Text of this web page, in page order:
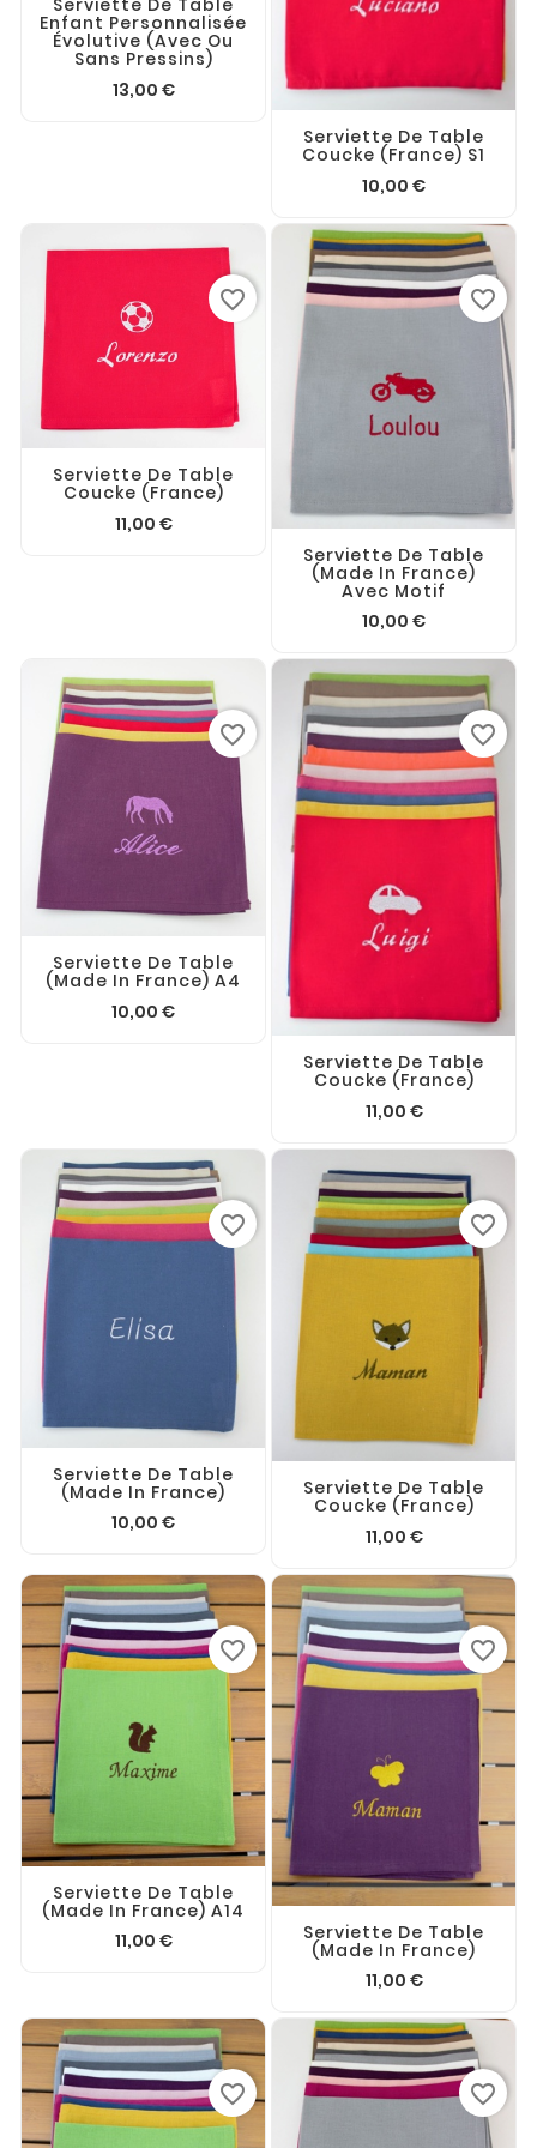
Serviette De Table
Enfant Personnalisée
Évolutive (avec Ou
Sans Pressins)
13,00 €
Serviette De Table
Coucke (France) S1
10,00 €
Serviette De Table
Coucke (France)
11,00 €
favorite_border
Serviette De Table
(made In France)
Avec Motif
10,00 €
favorite_border
Serviette De Table
(made In France) A4
10,00 €
favorite_border
Serviette De Table
Coucke (France)
11,00 €
favorite_border
Serviette De Table
(made In France)
10,00 €
favorite_border
Serviette De Table
Coucke (France)
11,00 €
favorite_border
Serviette De Table
(made In France) A14
11,00 €
favorite_border
Serviette De Table
(made In France)
11,00 €
favorite_border
favorite_border favorite_border